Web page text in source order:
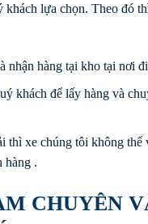
lựa chọn. Theo đó
nhận hàng tại kho tại nơi
khách để lấy hàng và
xe chúng tôi không thể
hàng .
CHUYÊN